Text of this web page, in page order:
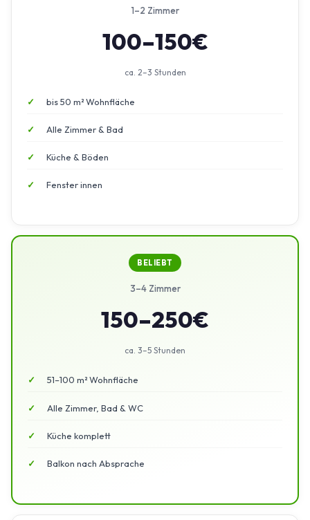
1–2 Zimmer
100–150€
ca. 2–3 Stunden
bis 50 m² Wohnfläche
Alle Zimmer & Bad
Küche & Böden
Fenster innen
BELIEBT
3–4 Zimmer
150–250€
ca. 3–5 Stunden
51–100 m² Wohnfläche
Alle Zimmer, Bad & WC
Küche komplett
Balkon nach Absprache